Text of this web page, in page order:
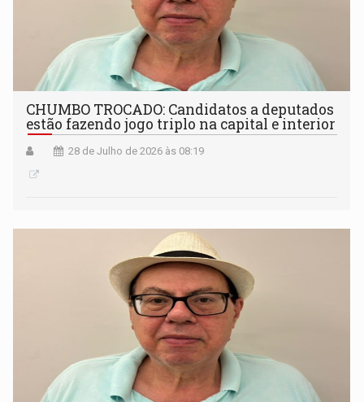
CHUMBO TROCADO: Candidatos a deputados
estão fazendo jogo triplo na capital e interior
28 de Julho de 2026 às 08:19